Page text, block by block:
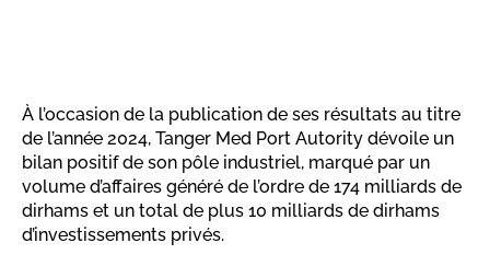
À l’occasion de la publication de ses résultats au titre
de l’année 2024, Tanger Med Port Autority dévoile un
bilan positif de son pôle industriel, marqué par un
volume d’affaires généré de l’ordre de 174 milliards de
dirhams et un total de plus 10 milliards de dirhams
d’investissements privés.